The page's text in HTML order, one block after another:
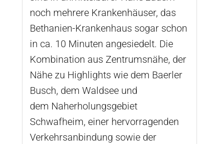
noch mehrere Krankenhäuser, das
Bethanien-Krankenhaus sogar schon
in ca. 10 Minuten angesiedelt. Die
Kombination aus Zentrumsnähe, der
Nähe zu Highlights wie dem Baerler
Busch, dem Waldsee und
dem Naherholungsgebiet
Schwafheim, einer hervorragenden
Verkehrsanbindung sowie der